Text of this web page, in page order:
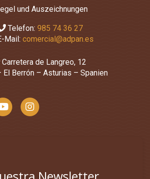
und Auszeichnungen
Telefon: 985 74 36 27
Mail: comercial@adpan.es
Carretera de Langreo, 12
El Berrón – Asturias – Spanien